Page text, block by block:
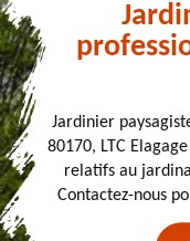
Jardinier
80170, LTC
relatifs au
Contactez-nous